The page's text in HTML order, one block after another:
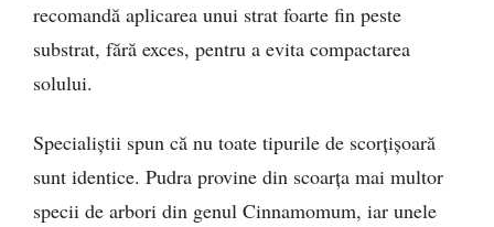
recomandă aplicarea unui strat foarte fin peste
substrat, fără exces, pentru a evita compactarea
solului.
Specialiștii spun că nu toate tipurile de scorțișoară
sunt identice. Pudra provine din scoarța mai multor
specii de arbori din genul Cinnamomum, iar unele